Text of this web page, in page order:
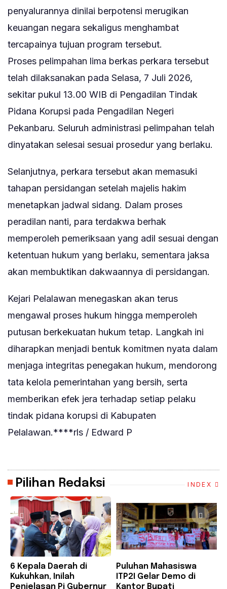
penyalurannya dinilai berpotensi merugikan
keuangan negara sekaligus menghambat
tercapainya tujuan program tersebut.
Proses pelimpahan lima berkas perkara tersebut
telah dilaksanakan pada Selasa, 7 Juli 2026,
sekitar pukul 13.00 WIB di Pengadilan Tindak
Pidana Korupsi pada Pengadilan Negeri
Pekanbaru. Seluruh administrasi pelimpahan telah
dinyatakan selesai sesuai prosedur yang berlaku.
Selanjutnya, perkara tersebut akan memasuki
tahapan persidangan setelah majelis hakim
menetapkan jadwal sidang. Dalam proses
peradilan nanti, para terdakwa berhak
memperoleh pemeriksaan yang adil sesuai dengan
ketentuan hukum yang berlaku, sementara jaksa
akan membuktikan dakwaannya di persidangan.
Kejari Pelalawan menegaskan akan terus
mengawal proses hukum hingga memperoleh
putusan berkekuatan hukum tetap. Langkah ini
diharapkan menjadi bentuk komitmen nyata dalam
menjaga integritas penegakan hukum, mendorong
tata kelola pemerintahan yang bersih, serta
memberikan efek jera terhadap setiap pelaku
tindak pidana korupsi di Kabupaten
Pelalawan.****rls / Edward P
Pilihan Redaksi INDEX
6 Kepala Daerah di
Kukuhkan, Inilah
Penjelasan Pj Gubernur
Puluhan Mahasiswa
ITP2I Gelar Demo di
Kantor Bupati